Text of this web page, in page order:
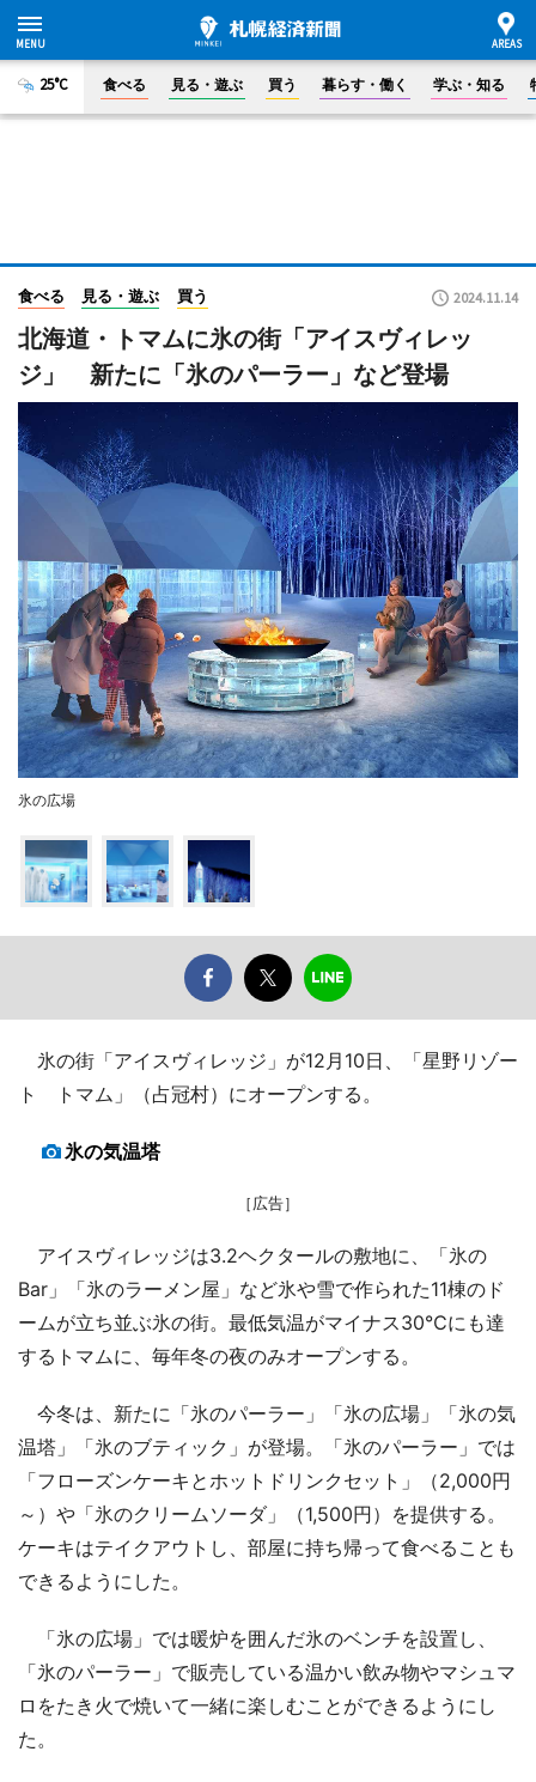
25°C 食べる 見る・遊ぶ 買う 暮らす・働く 学ぶ・知る
食べる 見る・遊ぶ 買う 2024.11.14
北海道・トマムに氷の街「アイスヴィレッ
ジ」 新たに「氷のパーラー」など登場
氷の広場
氷の街「アイスヴィレッジ」が12月10日、「星野リゾー
ト トマム」（占冠村）にオープンする。
氷の気温塔
［広告］
アイスヴィレッジは3.2ヘクタールの敷地に、「氷の
Bar」「氷のラーメン屋」など氷や雪で作られた11棟のド
ームが立ち並ぶ氷の街。最低気温がマイナス30℃にも達
するトマムに、毎年冬の夜のみオープンする。
今冬は、新たに「氷のパーラー」「氷の広場」「氷の気
温塔」「氷のブティック」が登場。「氷のパーラー」では
「フローズンケーキとホットドリンクセット」（2,000円
～）や「氷のクリームソーダ」（1,500円）を提供する。
ケーキはテイクアウトし、部屋に持ち帰って食べることも
できるようにした。
「氷の広場」では暖炉を囲んだ氷のベンチを設置し、
「氷のパーラー」で販売している温かい飲み物やマシュマ
ロをたき火で焼いて一緒に楽しむことができるようにし
た。